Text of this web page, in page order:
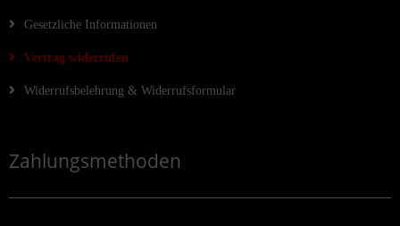
Gesetzliche Informationen
Vertrag widerrufen
Widerrufsbelehrung & Widerrufsformular
Zahlungsmethoden